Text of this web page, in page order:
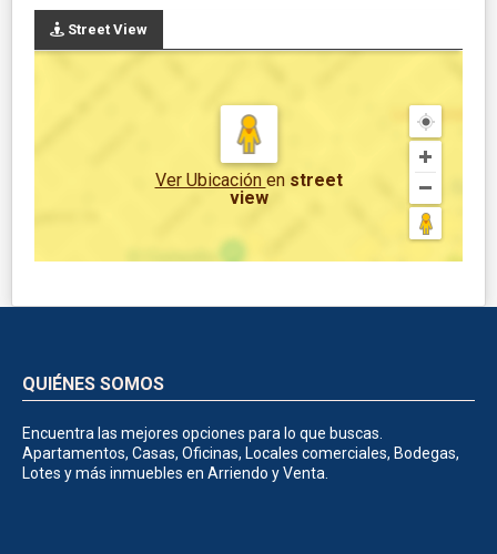
Street View
Ver Ubicación en street
view
QUIÉNES SOMOS
Encuentra las mejores opciones para lo que buscas.
Apartamentos, Casas, Oficinas, Locales comerciales, Bodegas,
Lotes y más inmuebles en Arriendo y Venta.